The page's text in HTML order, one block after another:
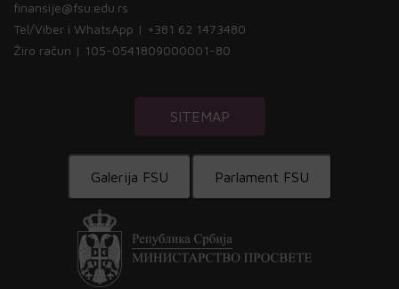
finansije@fsu.edu.rs
Tel/Viber i WhatsApp | +381 62 1473480
Žiro račun | 105-0541809000001-80
SITEMAP
Galerija FSU Parlament FSU